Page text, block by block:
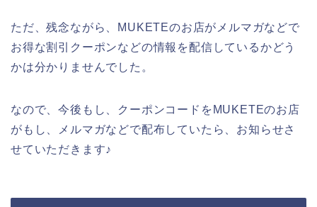
ただ、残念ながら、MUKETEのお店がメルマガなどで
お得な割引クーポンなどの情報を配信しているかどう
かは分かりませんでした。
なので、今後もし、クーポンコードをMUKETEのお店
がもし、メルマガなどで配布していたら、お知らせさ
せていただきます♪